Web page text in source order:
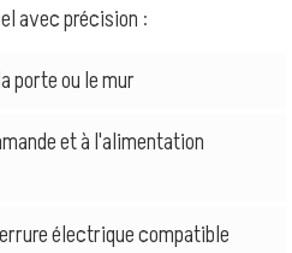
avec précision :
porte ou le mur
et à l'alimentation
électrique compatible